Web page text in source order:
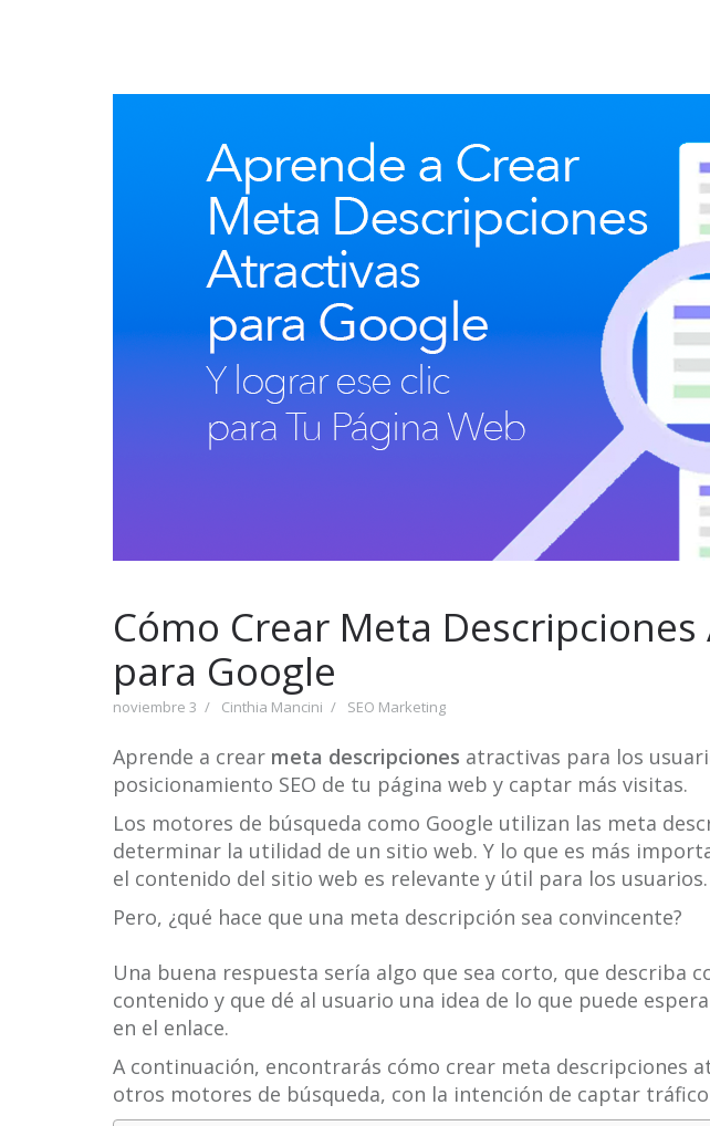
Cómo Crear Meta
para Google
noviembre 3 Cinthia Mancini SEO Marketing
Aprende a crear meta descripciones atractivas para los
posicionamiento SEO de tu página web y captar más visitas.
Los motores de búsqueda como Google utilizan las meta
determinar la utilidad de un sitio web. Y lo que es más
el contenido del sitio web es relevante y útil para los usuarios.
Pero, ¿qué hace que una meta descripción sea convincente?
Una buena respuesta sería algo que sea corto, que describa
contenido y que dé al usuario una idea de lo que puede
en el enlace.
A continuación, encontrarás cómo crear meta descripciones
otros motores de búsqueda, con la intención de captar